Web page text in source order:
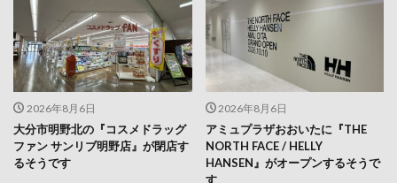
2026年8月6日
大分市明野北の『コスメドラッグ
ファン サンリブ明野店』が閉店す
るそうです
2026年8月6日
アミュプラザおおいたに『THE
NORTH FACE / HELLY
HANSEN』がオープンするそうで
す